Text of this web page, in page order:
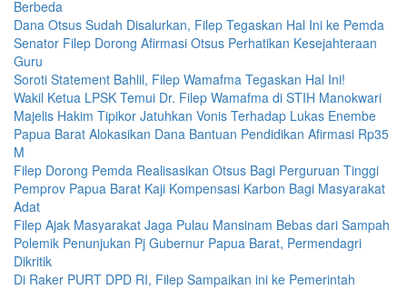
Berbeda
Dana Otsus Sudah Disalurkan, Filep Tegaskan Hal Ini ke Pemda
Senator Filep Dorong Afirmasi Otsus Perhatikan Kesejahteraan
Guru
Soroti Statement Bahlil, Filep Wamafma Tegaskan Hal Ini!
Wakil Ketua LPSK Temui Dr. Filep Wamafma di STIH Manokwari
Majelis Hakim Tipikor Jatuhkan Vonis Terhadap Lukas Enembe
Papua Barat Alokasikan Dana Bantuan Pendidikan Afirmasi Rp35
M
Filep Dorong Pemda Realisasikan Otsus Bagi Perguruan Tinggi
Pemprov Papua Barat Kaji Kompensasi Karbon Bagi Masyarakat
Adat
Filep Ajak Masyarakat Jaga Pulau Mansinam Bebas dari Sampah
Polemik Penunjukan Pj Gubernur Papua Barat, Permendagri
Dikritik
Di Raker PURT DPD RI, Filep Sampaikan ini ke Pemerintah